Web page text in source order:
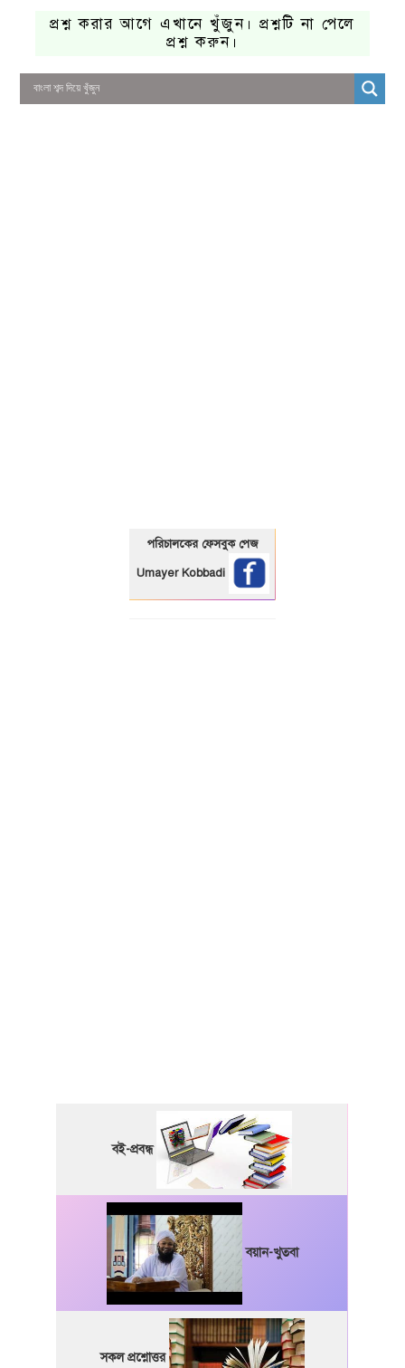
প্রশ্ন করার আগে এখানে খুঁজুন। প্রশ্নটি না পেলে
প্রশ্ন করুন।
পরিচালকের ফেসবুক পেজ
Umayer Kobbadi
বই-প্রবন্ধ
বয়ান-খুতবা
সকল প্রশ্নোত্তর